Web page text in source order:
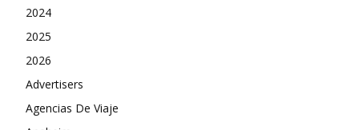
2024
2025
2026
Advertisers
Agencias De Viaje